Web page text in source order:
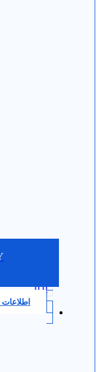
0.0
اطلاعات